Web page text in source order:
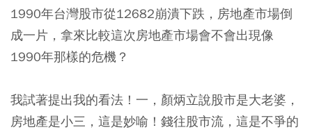
1990年台灣股市從12682崩潰下跌，房地產市場倒
成一片，拿來比較這次房地產市場會不會出現像
1990年那樣的危機？
我試著提出我的看法！一，顏炳立說股市是大老婆，
房地產是小三，這是妙喻！錢往股市流，這是不爭的